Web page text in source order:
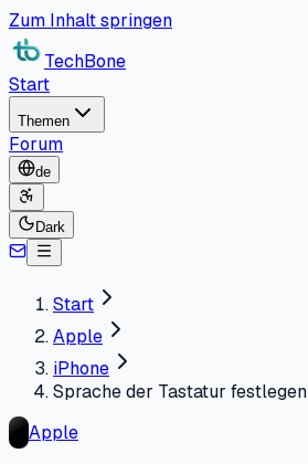
Zum Inhalt springen
TechBone
Start
Themen
Forum
de
Dark
Start
Apple
iPhone
Sprache der Tastatur festlegen
Apple